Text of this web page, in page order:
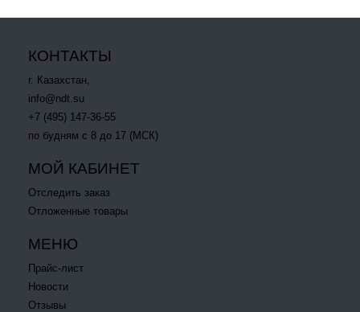
КОНТАКТЫ
г. Казахстан,
info@ndt.su
+7 (495) 147-36-55
по будням с 8 до 17 (МСК)
МОЙ КАБИНЕТ
Отследить заказ
Отложенные товары
МЕНЮ
Прайс-лист
Новости
Отзывы